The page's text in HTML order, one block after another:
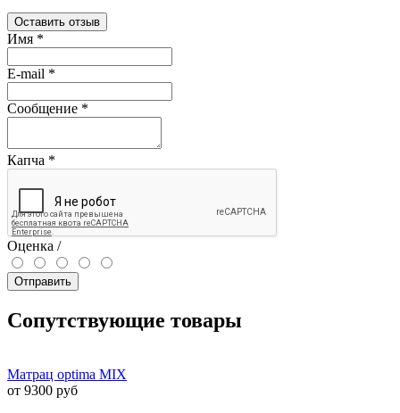
Оставить отзыв
Имя *
E-mail *
Сообщение *
Капча *
Оценка /
Отправить
Сопутствующие товары
Матрац optima MIX
от 9300 руб